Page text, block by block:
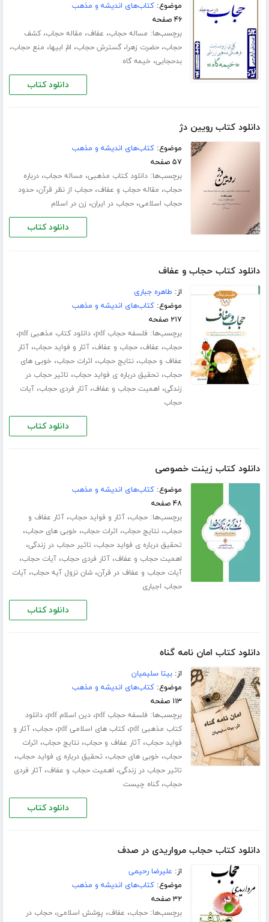
موضوع:کتاب‌های اندیشه و مذهب
۴۶ صفحه
برچسب‌ها: مساله حجاب، عفاف، مقاله حجاب،کشف
حجاب،حضرت زهرا،گسترش حجاب، امّ ابیها، منع حجاب،
بدحجابی، خیمه گاه
دانلود کتاب
دانلود کتاب رویین دژ
موضوع:کتاب‌های اندیشه و مذهب
۵۷ صفحه
برچسب‌ها:دانلود کتاب مذهبی، مساله حجاب،درباره
حجاب، مقاله حجاب و عفاف،حجاب از نظر قرآن،حدود
حجاب اسلامی،حجاب در ایران، زن در اسلام
دانلود کتاب
دانلود کتاب حجاب و عفاف
از: طاهره جباری
موضوع:کتاب‌های اندیشه و مذهب
۲۱۷ صفحه
برچسب‌ها: فلسفه حجاب pdf ،دانلود کتاب مذهبی pdf ،
حجاب، عفاف،حجاب و عفاف،آثار و فواید حجاب،آثار
عفاف و حجاب،نتایج حجاب، اثرات حجاب، خوبی های
حجاب، تحقیق درباره ی فواید حجاب، تاثیر حجاب در
زندگی، اهمیت حجاب و عفاف،آثار فردی حجاب،آیات
حجاب
دانلود کتاب
دانلود کتاب زینت خصوصی
موضوع:کتاب‌های اندیشه و مذهب
۴۸ صفحه
برچسب‌ها:حجاب،آثار و فواید حجاب،آثار عفاف و
حجاب،نتایج حجاب، اثرات حجاب، خوبی های حجاب،
تحقیق درباره ی فواید حجاب، تاثیر حجاب در زندگی،
اهمیت حجاب و عفاف،آثار فردی حجاب،آیات حجاب،
آیات حجاب و عفاف در قرآن،شان نزول آیه حجاب،آیات
حجاب اجباری
دانلود کتاب
دانلود کتاب امان نامه گناه
از:بیتا سلیمیان
موضوع:کتاب‌های اندیشه و مذهب
۱۱۳ صفحه
برچسب‌ها: فلسفه حجاب pdf ،دین اسلام pdf ،دانلود
کتاب مذهبی pdf
،کتاب های اسلامی pdf ،حجاب،آثار و
فواید حجاب،آثار عفاف و حجاب،نتایج حجاب، اثرات
حجاب، خوبی های حجاب، تحقیق درباره ی فواید حجاب،
تاثیر حجاب در زندگی، اهمیت حجاب و عفاف،آثار فردی
حجاب،گناه چیست
دانلود کتاب
دانلود کتاب حجاب مرواریدی در صدف
از: علیرضا رحیمی
موضوع:کتاب‌های اندیشه و مذهب
۳۲ صفحه
برچسب‌ها:حجاب، عفاف، پوشش اسلامی،حجاب در